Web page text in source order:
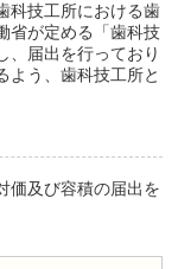
科技工所における歯
省が定める「歯科技
、届出を行っており
よう、歯科技工所と
価及び容積の届出を